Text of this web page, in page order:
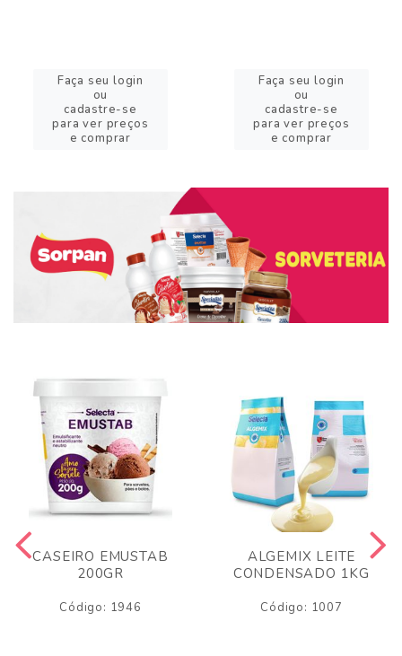
Faça seu login
ou
cadastre-se
para ver preços
e comprar
Faça seu login
ou
cadastre-se
para ver preços
e comprar
CASEIRO EMUSTAB
200GR
Código: 1946
ALGEMIX LEITE
CONDENSADO 1KG
Código: 1007